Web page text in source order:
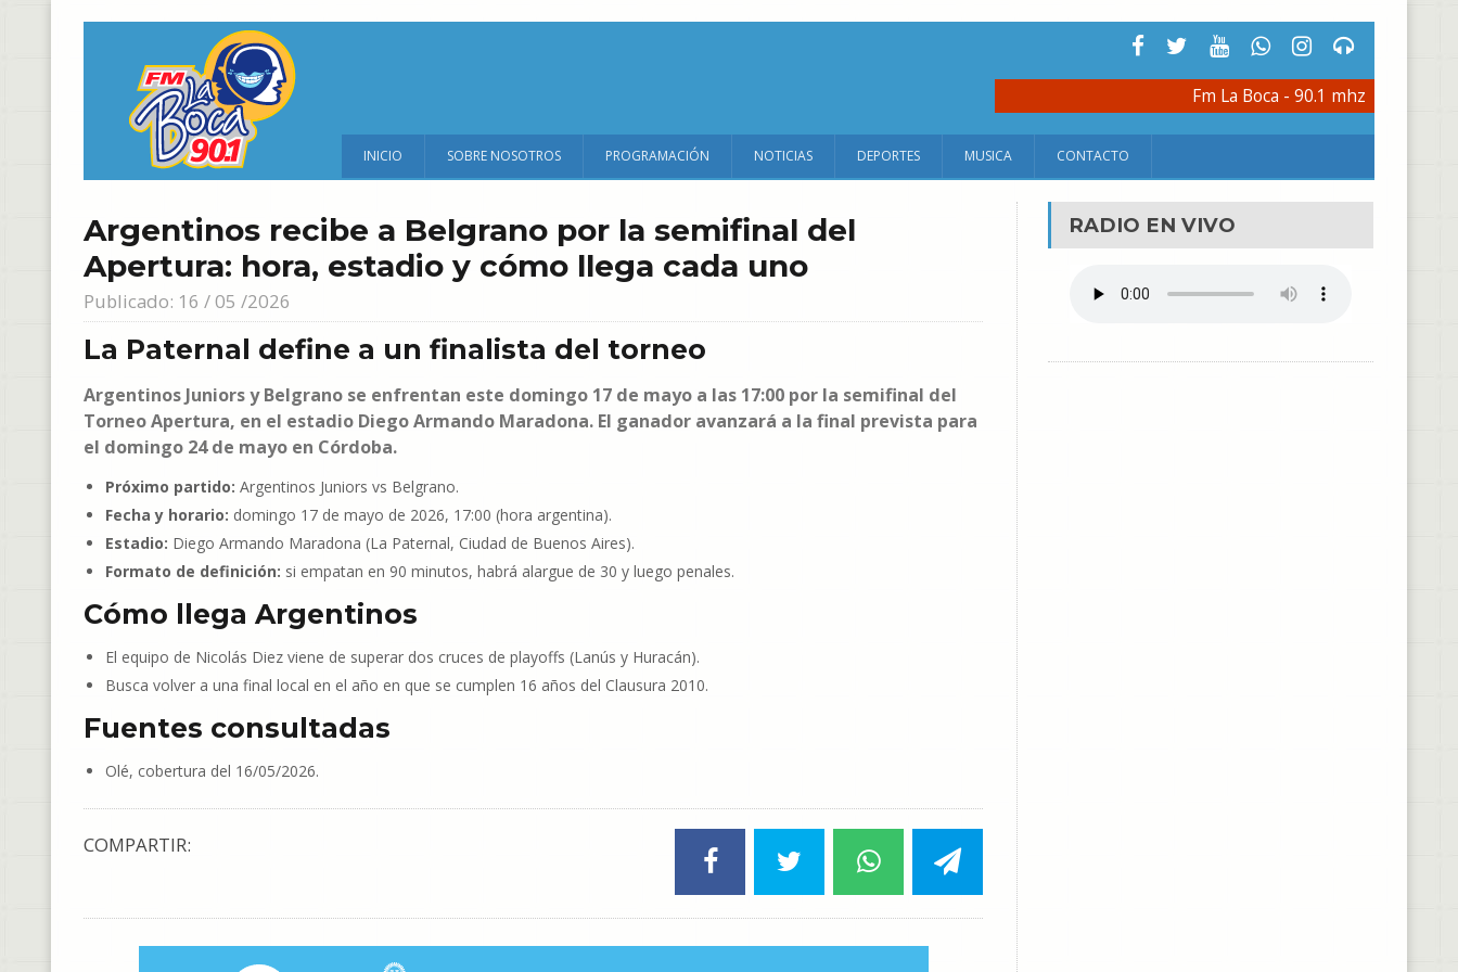
Fm La Boca - 90.1 mhz
INICIO SOBRE NOSOTROS PROGRAMACIÓN NOTICIAS DEPORTES MUSICA CONTACTO
Argentinos recibe a Belgrano por la semifinal del
Apertura: hora, estadio y cómo llega cada uno
Publicado: 16 / 05 /2026
La Paternal define a un finalista del torneo
Argentinos Juniors y Belgrano se enfrentan este domingo 17 de mayo a las 17:00 por la semifinal del
Torneo Apertura, en el estadio Diego Armando Maradona. El ganador avanzará a la final prevista para
el domingo 24 de mayo en Córdoba.
Próximo partido: Argentinos Juniors vs Belgrano.
Fecha y horario: domingo 17 de mayo de 2026, 17:00 (hora argentina).
Estadio: Diego Armando Maradona (La Paternal, Ciudad de Buenos Aires).
Formato de definición: si empatan en 90 minutos, habrá alargue de 30 y luego penales.
Cómo llega Argentinos
El equipo de Nicolás Diez viene de superar dos cruces de playoffs (Lanús y Huracán).
Busca volver a una final local en el año en que se cumplen 16 años del Clausura 2010.
Fuentes consultadas
Olé, cobertura del 16/05/2026.
COMPARTIR:
RADIO EN VIVO